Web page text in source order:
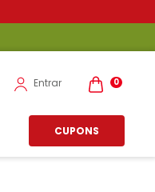
Entrar 0
CUPONS